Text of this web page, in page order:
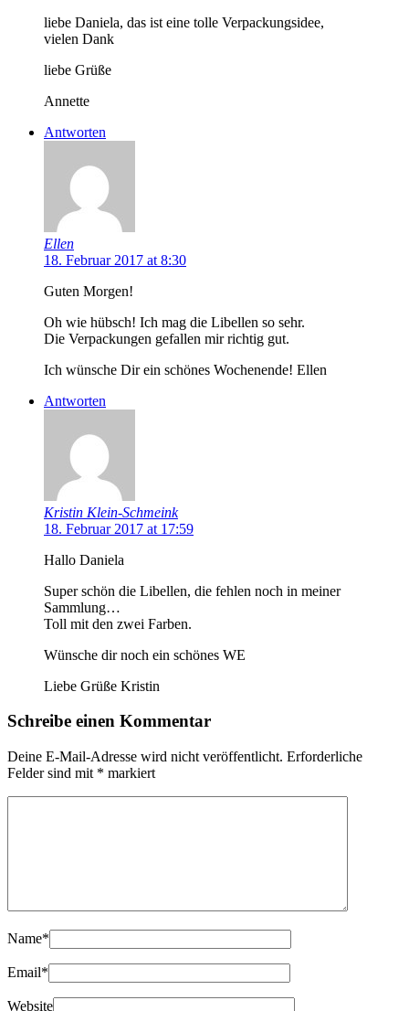
liebe Daniela, das ist eine tolle Verpackungsidee,
vielen Dank
liebe Grüße
Annette
Antworten
Ellen
18. Februar 2017 at 8:30
Guten Morgen!
Oh wie hübsch! Ich mag die Libellen so sehr.
Die Verpackungen gefallen mir richtig gut.
Ich wünsche Dir ein schönes Wochenende! Ellen
Antworten
Kristin Klein-Schmeink
18. Februar 2017 at 17:59
Hallo Daniela
Super schön die Libellen, die fehlen noch in meiner
Sammlung…
Toll mit den zwei Farben.
Wünsche dir noch ein schönes WE
Liebe Grüße Kristin
Schreibe einen Kommentar
Deine E-Mail-Adresse wird nicht veröffentlicht. Erforderliche
Felder sind mit * markiert
Name*
Email*
Website